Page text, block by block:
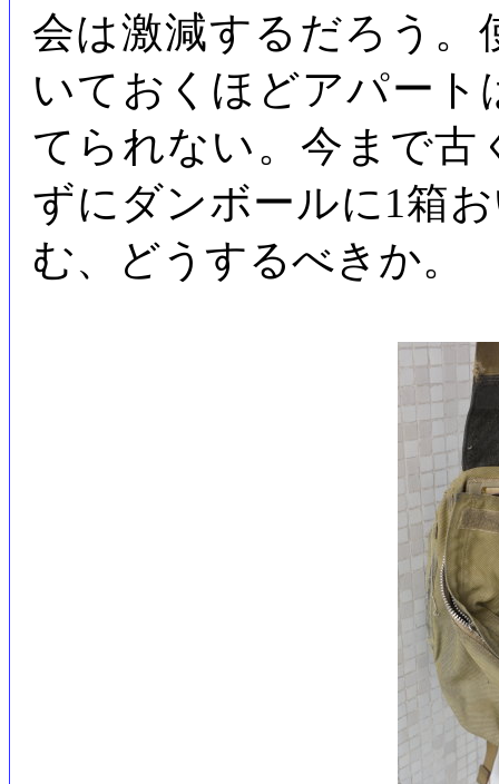
会は激減するだろう。
いておくほどアパー
てられない。今まで古
ずにダンボールに1箱
む、どうするべきか。